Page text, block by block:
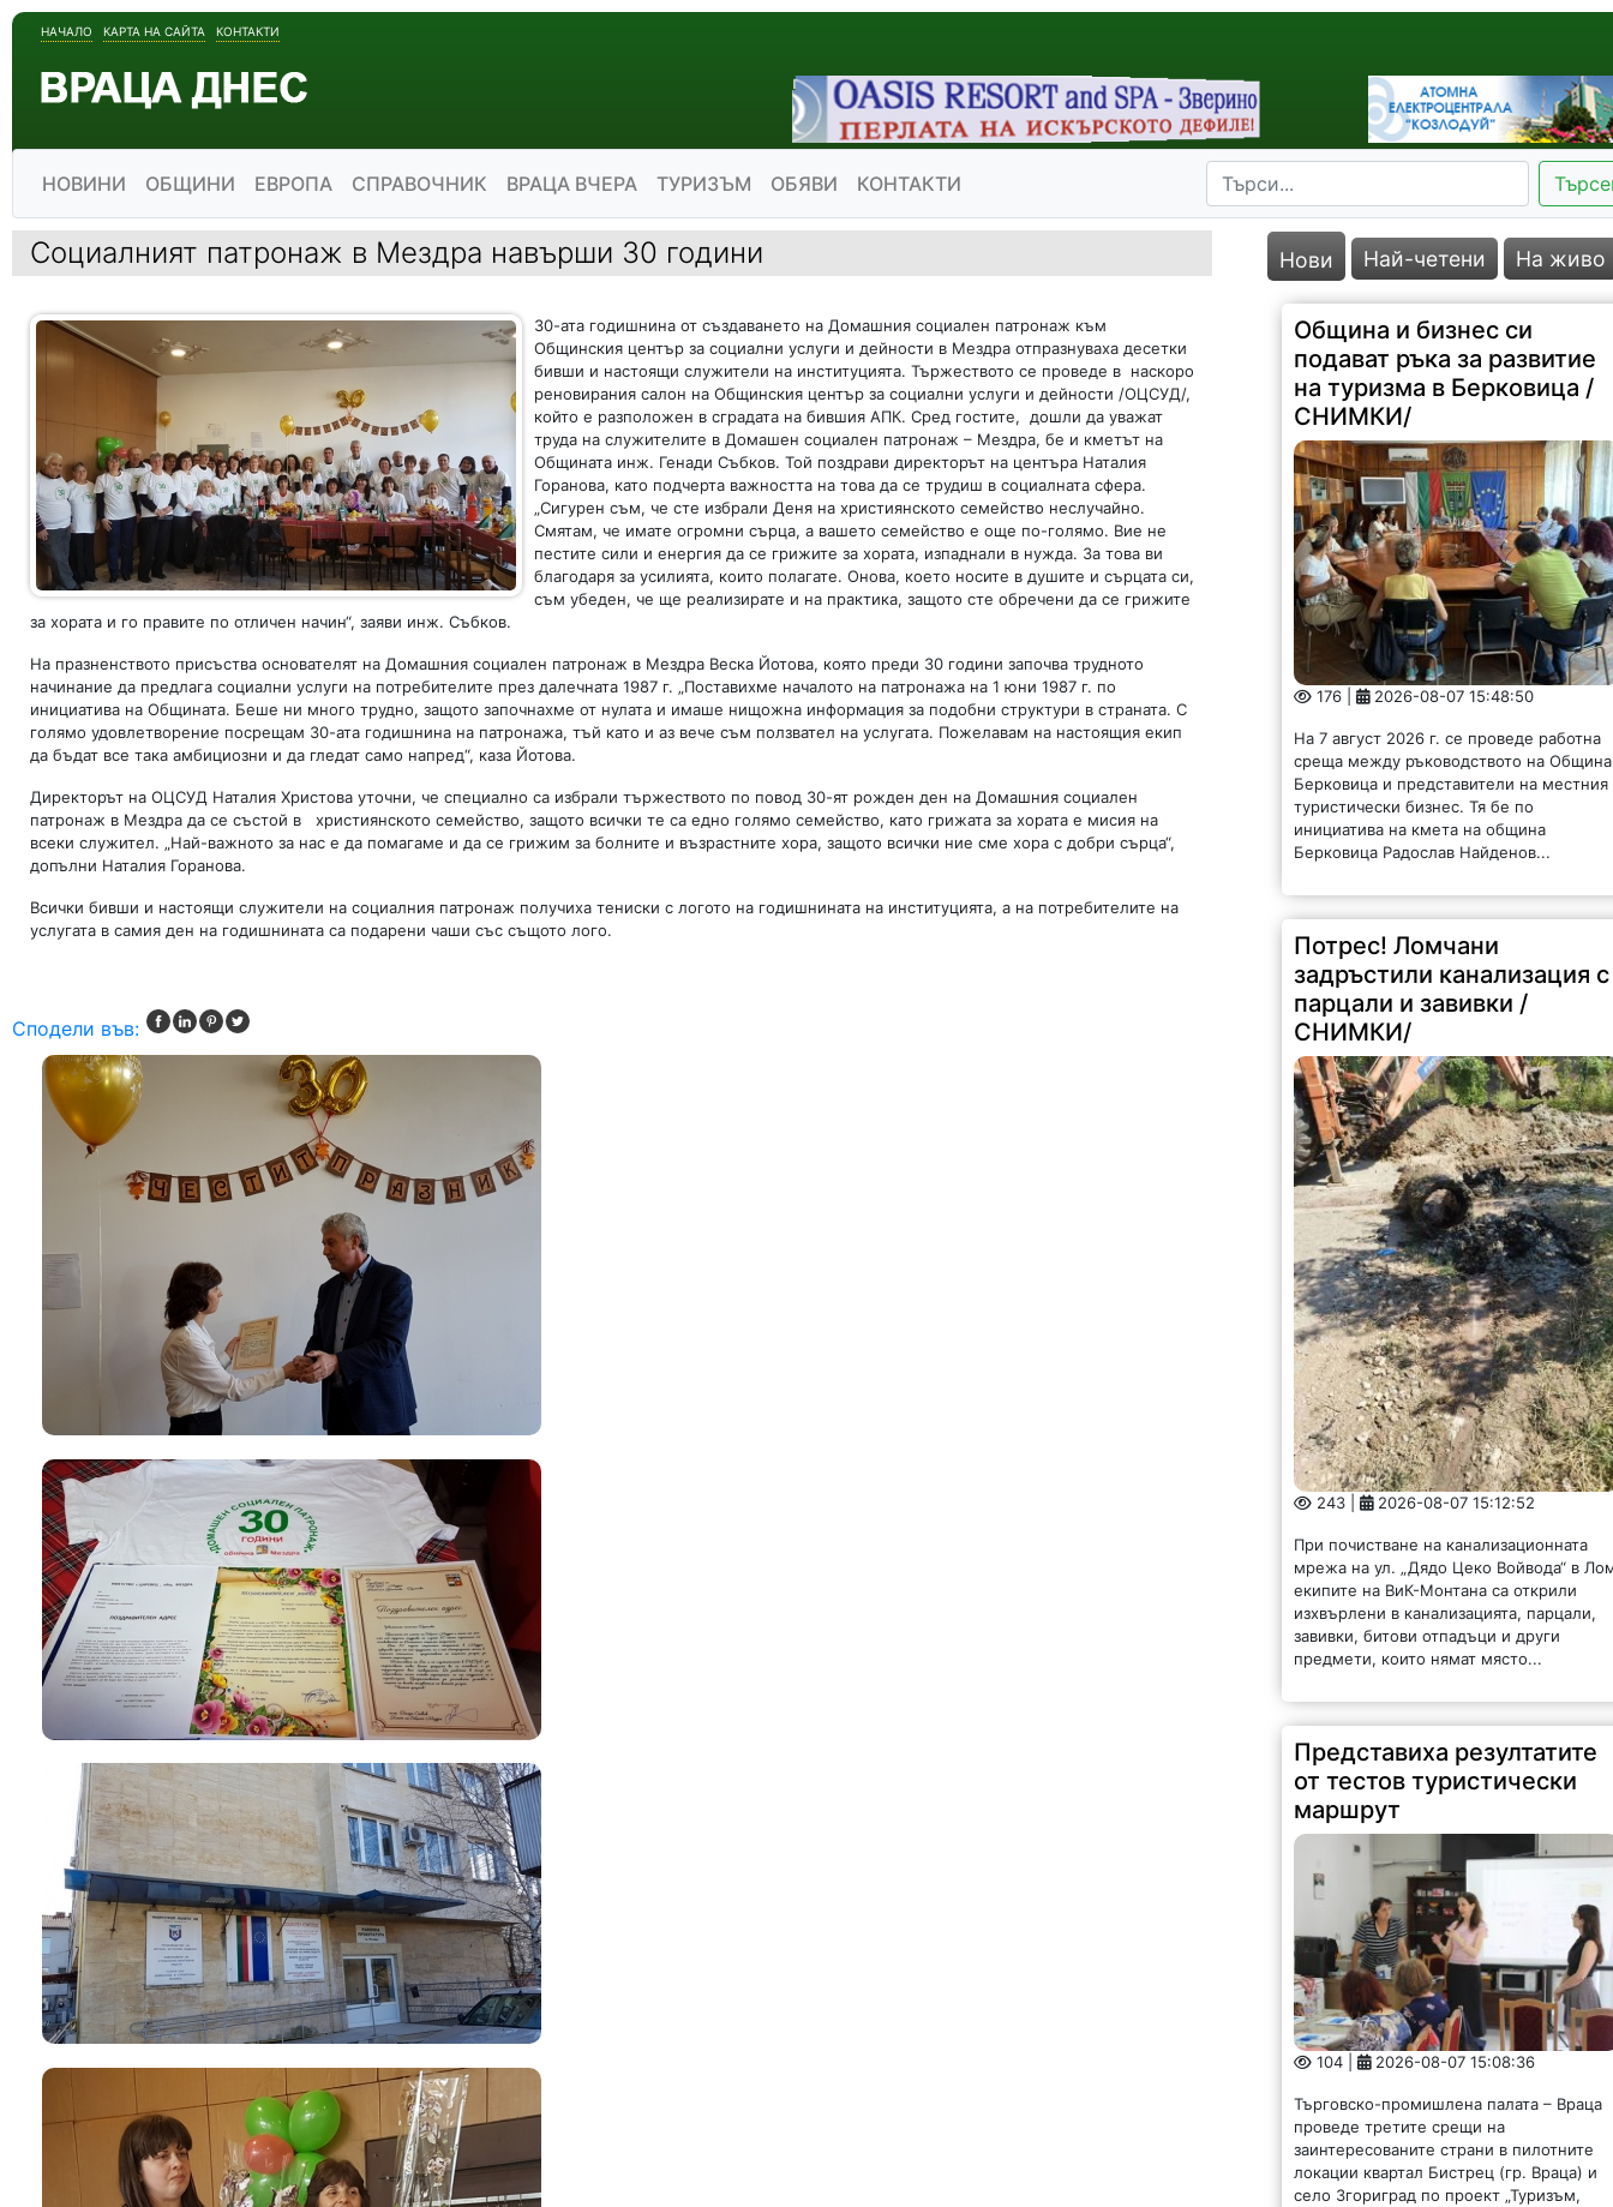
НАЧАЛО КАРТА НА САЙТА КОНТАКТИ
НОВИНИ ОБЩИНИ ЕВРОПА СПРАВОЧНИК ВРАЦА ВЧЕРА ТУРИЗЪМ ОБЯВИ КОНТАКТИ
Социалният патронаж в Мездра навърши 30 години
30-ата годишнина от създаването на Домашния социален патронаж към
Общинския център за социални услуги и дейности в Мездра отпразнуваха десетки
бивши и настоящи служители на институцията. Тържеството се проведе в наскоро
реновирания салон на Общинския център за социални услуги и дейности /ОЦСУД/,
който е разположен в сградата на бившия АПК. Сред гостите, дошли да уважат
труда на служителите в Домашен социален патронаж – Мездра, бе и кметът на
Общината инж. Генади Събков. Той поздрави директорът на центъра Наталия
Горанова, като подчерта важността на това да се трудиш в социалната сфера.
„Сигурен съм, че сте избрали Деня на християнското семейство неслучайно.
Смятам, че имате огромни сърца, а вашето семейство е още по-голямо. Вие не
пестите сили и енергия да се грижите за хората, изпаднали в нужда. За това ви
благодаря за усилията, които полагате. Онова, което носите в душите и сърцата си,
съм убеден, че ще реализирате и на практика, защото сте обречени да се грижите
за хората и го правите по отличен начин“, заяви инж. Събков.
На празненството присъства основателят на Домашния социален патронаж в Мездра Веска Йотова, която преди 30 години започва трудното
начинание да предлага социални услуги на потребителите през далечната 1987 г. „Поставихме началото на патронажа на 1 юни 1987 г. по
инициатива на Общината. Беше ни много трудно, защото започнахме от нулата и имаше нищожна информация за подобни структури в страната. С
голямо удовлетворение посрещам 30-ата годишнина на патронажа, тъй като и аз вече съм ползвател на услугата. Пожелавам на настоящия екип
да бъдат все така амбициозни и да гледат само напред“, каза Йотова.
Директорът на ОЦСУД Наталия Христова уточни, че специално са избрали тържеството по повод 30-ят рожден ден на Домашния социален
патронаж в Мездра да се състой в християнското семейство, защото всички те са едно голямо семейство, като грижата за хората е мисия на
всеки служител. „Най-важното за нас е да помагаме и да се грижим за болните и възрастните хора, защото всички ние сме хора с добри сърца“,
допълни Наталия Горанова.
Всички бивши и настоящи служители на социалния патронаж получиха тениски с логото на годишнината на институцията, а на потребителите на
услугата в самия ден на годишнината са подарени чаши със същото лого.
Сподели във:
Нови Най-четени На живо
Община и бизнес си
подават ръка за развитие
на туризма в Берковица /
СНИМКИ/
176 | 2026-08-07 15:48:50
На 7 август 2026 г. се проведе работна
среща между ръководството на Община
Берковица и представители на местния
туристически бизнес. Тя бе по
инициатива на кмета на община
Берковица Радослав Найденов...
Потрес! Ломчани
задръстили канализация с
парцали и завивки /
СНИМКИ/
243 | 2026-08-07 15:12:52
При почистване на канализационната
мрежа на ул. „Дядо Цеко Войвода“ в
екипите на ВиК-Монтана са открили
изхвърлени в канализацията, парцали,
завивки, битови отпадъци и други
предмети, които нямат място...
Представиха резултатите
от тестов туристически
маршрут
104 | 2026-08-07 15:08:36
Търговско-промишлена палата – Враца
проведе третите срещи на
заинтересованите страни в пилотните
локации квартал Бистрец (гр. Враца) и
село Згориград по проект „Туризъм,